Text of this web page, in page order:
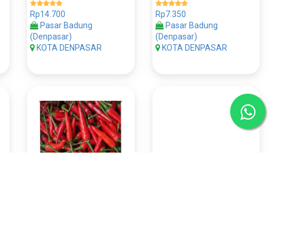
Rp14.700
Pasar Badung
(Denpasar)
KOTA DENPASAR
Rp7.350
Pasar Badung
(Denpasar)
KOTA DENPASAR